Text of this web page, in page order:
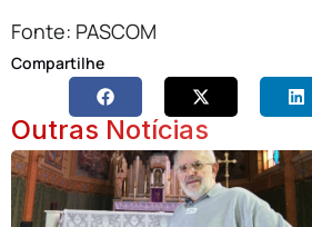
Fonte: PASCOM
Compartilhe
Outras Notícias